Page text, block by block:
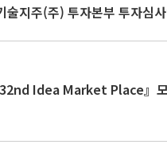
술지주(주) 투자본부 투자심
32nd Idea Market Place』